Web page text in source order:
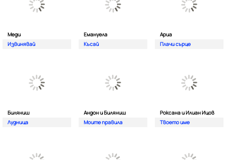
Меди
Извинявай
Емануела
Късай
Ариа
Плачи сърце
Биляниш
Лудница
Андон и Биляниш
Моите правила
Роксана и Илиан Ицов
Твоето име